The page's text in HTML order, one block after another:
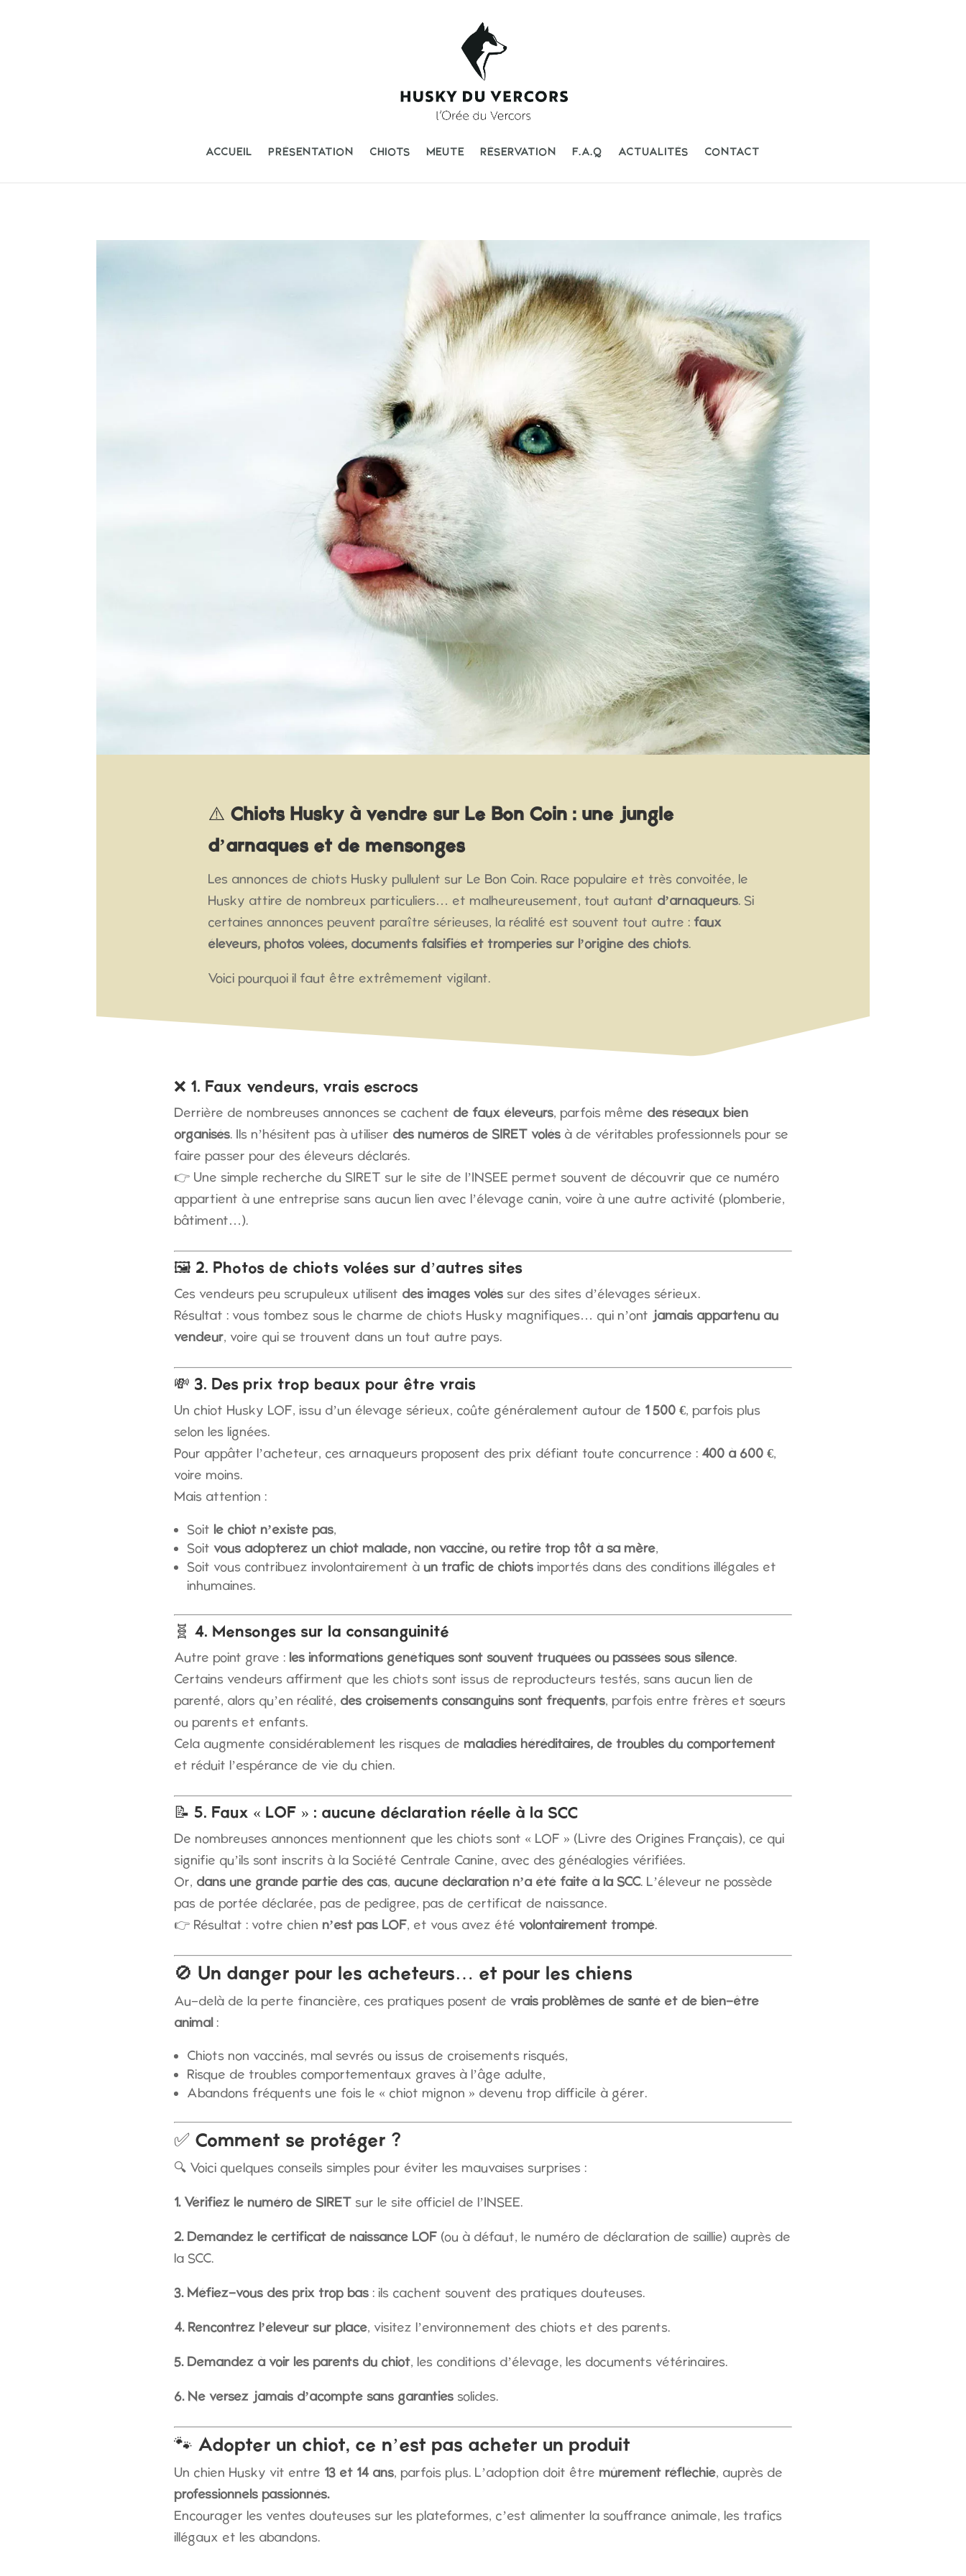
ACCUEIL PRÉSENTATION CHIOTS MEUTE RÉSERVATION F.A.Q ACTUALITÉS CONTACT
⚠️ Chiots Husky à vendre sur Le Bon Coin : une jungle
d’arnaques et de mensonges
Les annonces de chiots Husky pullulent sur Le Bon Coin. Race populaire et très convoitée, le
Husky attire de nombreux particuliers… et malheureusement, tout autant d’arnaqueurs. Si
certaines annonces peuvent paraître sérieuses, la réalité est souvent tout autre : faux
éleveurs, photos volées, documents falsifiés et tromperies sur l’origine des chiots.
Voici pourquoi il faut être extrêmement vigilant.
❌ 1. Faux vendeurs, vrais escrocs
Derrière de nombreuses annonces se cachent de faux éleveurs, parfois même des réseaux bien
organisés. Ils n’hésitent pas à utiliser des numéros de SIRET volésà de véritables professionnels pour se
faire passer pour des éleveurs déclarés.
👉 Une simple recherche du SIRET sur le site de l’INSEE permet souvent de découvrir que ce numéro
appartient à une entreprise sans aucun lien avec l’élevage canin, voire à une autre activité (plomberie,
bâtiment…).
🖼️ 2. Photos de chiots volées sur d’autres sites
Ces vendeurs peu scrupuleux utilisent des images voléssur des sites d’élevages sérieux.
Résultat : vous tombez sous le charme de chiots Husky magnifiques… qui n’ont jamais appartenu au
vendeur, voire qui se trouvent dans un tout autre pays.
💸 3. Des prix trop beaux pour être vrais
Un chiot Husky LOF, issu d’un élevage sérieux, coûte généralement autour de 1 500 €, parfois plus
selon les lignées.
Pour appâter l’acheteur, ces arnaqueurs proposent des prix défiant toute concurrence : 400 à 600 €,
voire moins.
Mais attention :
Soit le chiot n’existe pas,
Soit vous adopterez un chiot malade, non vacciné, ou retiré trop tôt à sa mère,
Soit vous contribuez involontairement à un trafic de chiotsimportés dans des conditions illégales et
inhumaines.
🧬 4. Mensonges sur la consanguinité
Autre point grave : les informations génétiques sont souvent truquées ou passées sous silence.
Certains vendeurs affirment que les chiots sont issus de reproducteurs testés, sans aucun lien de
parenté, alors qu’en réalité, des croisements consanguins sont fréquents, parfois entre frères et sœurs
ou parents et enfants.
Cela augmente considérablement les risques de maladies héréditaires, de troubles du comportement
et réduit l’espérance de vie du chien.
📝 5. Faux « LOF » : aucune déclaration réelle à la SCC
De nombreuses annonces mentionnent que les chiots sont « LOF » (Livre des Origines Français), ce qui
signifie qu’ils sont inscrits à la Société Centrale Canine, avec des généalogies vérifiées.
Or, dans une grande partie des cas, aucune déclaration n’a été faite à la SCC. L’éleveur ne possède
pas de portée déclarée, pas de pedigree, pas de certificat de naissance.
👉 Résultat : votre chien n’est pas LOF, et vous avez été volontairement trompé.
🚫 Un danger pour les acheteurs… et pour les chiens
Au-delà de la perte financière, ces pratiques posent de vrais problèmes de santé et de bien-être
animal:
Chiots non vaccinés, mal sevrés ou issus de croisements risqués,
Risque de troubles comportementaux graves à l’âge adulte,
Abandons fréquents une fois le « chiot mignon » devenu trop difficile à gérer.
✅ Comment se protéger ?
🔍 Voici quelques conseils simples pour éviter les mauvaises surprises :
1. Vérifiez le numéro de SIRETsur le site officiel de l’INSEE.
2. Demandez le certificat de naissance LOF(ou à défaut, le numéro de déclaration de saillie) auprès de
la SCC.
3. Méfiez-vous des prix trop bas: ils cachent souvent des pratiques douteuses.
4. Rencontrez l’éleveur sur place, visitez l’environnement des chiots et des parents.
5. Demandez à voir les parents du chiot, les conditions d’élevage, les documents vétérinaires.
6. Ne versez jamais d’acompte sans garantiessolides.
🐾 Adopter un chiot, ce n’est pas acheter un produit
Un chien Husky vit entre 13 et 14 ans, parfois plus. L’adoption doit être mûrement réfléchie, auprès de
professionnels passionnés.
Encourager les ventes douteuses sur les plateformes, c’est alimenter la souffrance animale, les trafics
illégaux et les abandons.